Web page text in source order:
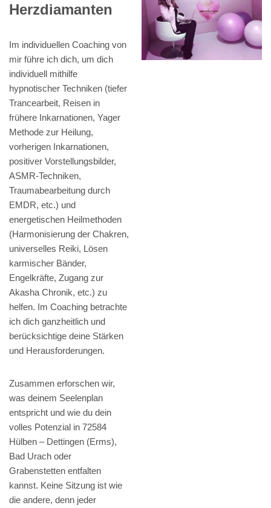
Herzdiamanten
Im individuellen Coaching von
mir führe ich dich, um dich
individuell mithilfe
hypnotischer Techniken (tiefer
Trancearbeit, Reisen in
frühere Inkarnationen, Yager
Methode zur Heilung,
vorherigen Inkarnationen,
positiver Vorstellungsbilder,
ASMR-Techniken,
Traumabearbeitung durch
EMDR, etc.) und
energetischen Heilmethoden
(Harmonisierung der Chakren,
universelles Reiki, Lösen
karmischer Bänder,
Engelkräfte, Zugang zur
Akasha Chronik, etc.) zu
helfen. Im Coaching betrachte
ich dich ganzheitlich und
berücksichtige deine Stärken
und Herausforderungen.
Zusammen erforschen wir,
was deinem Seelenplan
entspricht und wie du dein
volles Potenzial in 72584
Hülben – Dettingen (Erms),
Bad Urach oder
Grabenstetten entfalten
kannst. Keine Sitzung ist wie
die andere, denn jeder